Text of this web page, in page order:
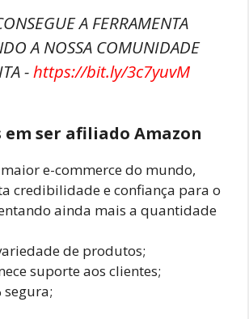
A FERRAMENTA
A NOSSA COMUNIDADE
-https://bit.ly/3c7yuvM
ser afiliado Amazon
e-commerce do mundo,
credibilidade e confiança para o
ainda mais a quantidade
de produtos;
suporte aos clientes;
segura;